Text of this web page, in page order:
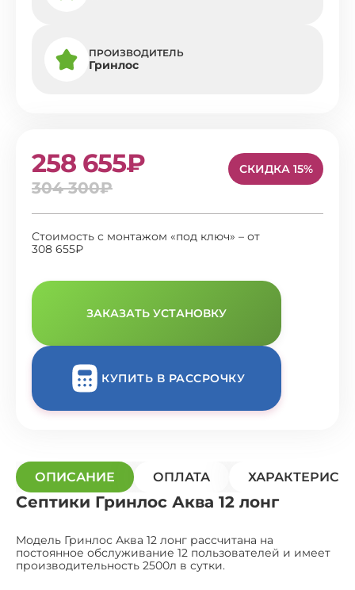
ПРОИЗВОДИТЕЛЬ
Гринлос
258 655₽
304 300₽
СКИДКА 15%
Стоимость с монтажом «под ключ» – от
308 655₽
ЗАКАЗАТЬ УСТАНОВКУ
КУПИТЬ В РАССРОЧКУ
ОПИСАНИЕ ОПЛАТА
Септики Гринлос Аква 12 лонг
Модель Гринлос Аква 12 лонг рассчитана на
постоянное обслуживание 12 пользователей и имеет
производительность 2500л в сутки.